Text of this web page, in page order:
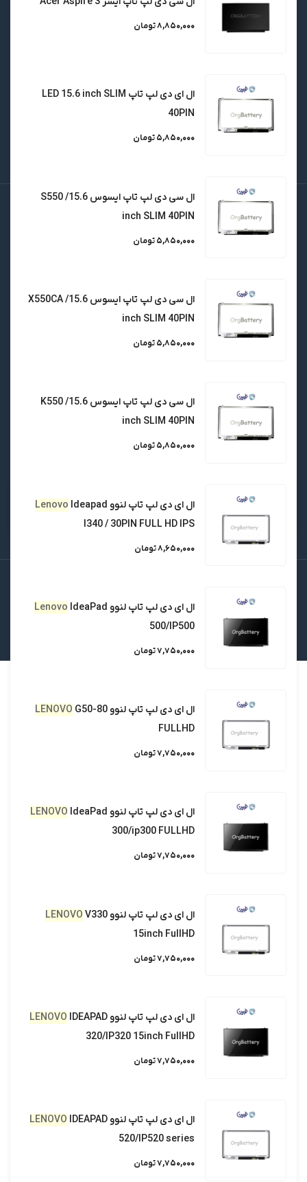
8,850,000 تومان
ال ای دی لپ تاپ LED 15.6 inch SLIM
40PIN
5,850,000 تومان
ال سی دی لپ تاپ ایسوس S550 /15.6
inch SLIM 40PIN
5,850,000 تومان
ال سی دی لپ تاپ ایسوس X550CA /15.6
inch SLIM 40PIN
5,850,000 تومان
ال سی دی لپ تاپ ایسوس K550 /15.6
inch SLIM 40PIN
5,850,000 تومان
ال ای دی لپ تاپ لنوو Lenovo Ideapad
l340 / 30PIN FULL HD IPS
8,650,000 تومان
ال ای دی لپ تاپ لنوو Lenovo IdeaPad
500/IP500
7,750,000 تومان
ال ای دی لپ تاپ لنوو LENOVO G50-80
FULLHD
7,750,000 تومان
ال ای دی لپ تاپ لنوو LENOVO IdeaPad
300/ip300 FULLHD
7,750,000 تومان
ال ای دی لپ تاپ لنوو LENOVO V330
15inch FullHD
7,750,000 تومان
ال ای دی لپ تاپ لنوو LENOVO IDEAPAD
320/IP320 15inch FullHD
7,750,000 تومان
ال ای دی لپ تاپ لنوو LENOVO IDEAPAD
520/IP520 series
7,750,000 تومان
شبکه های اجتماعی ما :
اطلاعات تماس
طبقه سوم واحد 305 - فناوری نارین پردازش ایرانیان
تلفن :
6646 3720
کانال بله اورجینال
باتری
(فروشگاه اینترنتی OrgBattery) می باشد.
طراحی و توسعه سایت توسط